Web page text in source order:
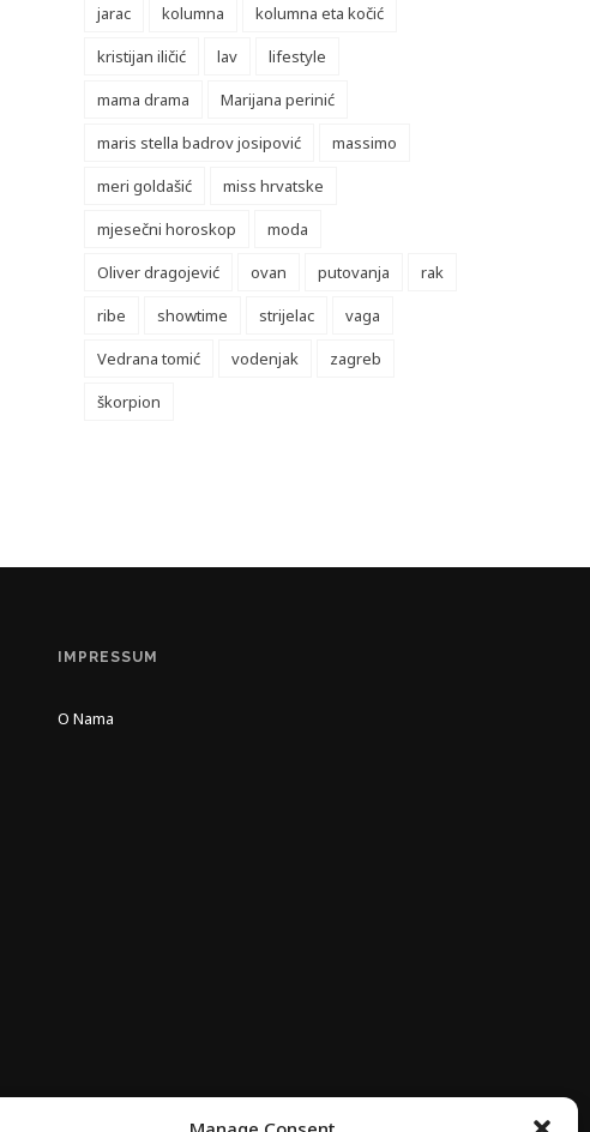
jarac
kolumna
kolumna eta kočić
kristijan iličić
lav
lifestyle
mama drama
Marijana perinić
maris stella badrov josipović
massimo
meri goldašić
miss hrvatske
mjesečni horoskop
moda
Oliver dragojević
ovan putovanja
rak
ribe
showtime strijelac
vaga
Vedrana tomić
vodenjak
zagreb
škorpion
IMPRESSUM
O Nama